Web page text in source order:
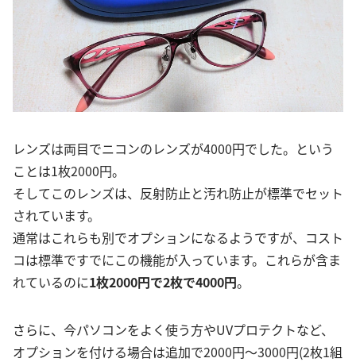
レンズは両目でニコンのレンズが4000円でした。という
ことは1枚2000円。
そしてこのレンズは、反射防止と汚れ防止が標準でセット
されています。
通常はこれらも別でオプションになるようですが、コスト
コは標準ですでにこの機能が入っています。これらが含ま
れているのに1枚2000円で2枚で4000円。
さらに、今パソコンをよく使う方やUVプロテクトなど、
オプションを付ける場合は追加で2000円～3000円(2枚1組